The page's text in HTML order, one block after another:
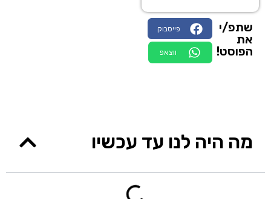
שתפ/י
את
הפוסט!
פייסבוק
ווצאפ
מה היה לנו עד עכשיו